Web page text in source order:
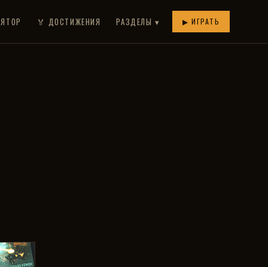
🏅 ДОСТИЖЕНИЯ РАЗДЕЛЫ ▾ ▶ ИГРАТЬ